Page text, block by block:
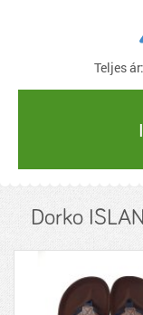
Teljes ár:
Dorko